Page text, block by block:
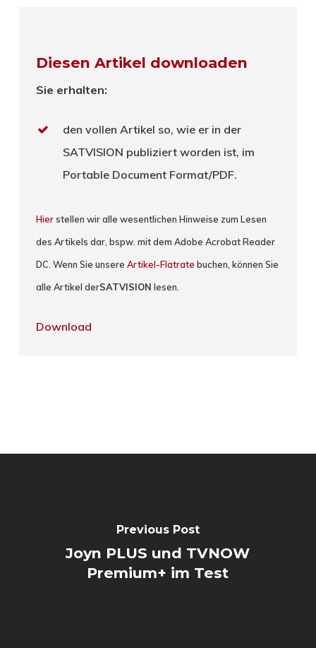
Diesen Artikel downloaden
Sie erhalten:
den vollen Artikel so, wie er in der
SATVISION publiziert worden ist, im
Portable Document Format/PDF.
Hierstellen wir alle wesentlichen Hinweise zum Lesen
des Artikels dar, bspw. mit dem Adobe Acrobat Reader
DC. Wenn Sie unsereArtikel-Flatrate buchen, können Sie
alle Artikel derSATVISION lesen.
Download
Previous Post
Joyn PLUS und TVNOW
Premium+ im Test